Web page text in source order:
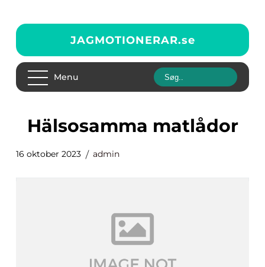
JAGMOTIONERAR.se
Menu
hälsosamma matlådor
16 oktober 2023 admin